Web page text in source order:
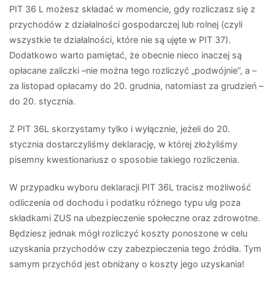
PIT 36 L możesz składać w momencie, gdy rozliczasz się z
przychodów z działalności gospodarczej lub rolnej (czyli
wszystkie te działalności, które nie są ujęte w PIT 37).
Dodatkowo warto pamiętać, że obecnie nieco inaczej są
opłacane zaliczki –nie można tego rozliczyć „podwójnie”, a –
za listopad opłacamy do 20. grudnia, natomiast za grudzień –
do 20. stycznia.
Z PIT 36L skorzystamy tylko i wyłącznie, jeżeli do 20.
stycznia dostarczyliśmy deklarację, w której złożyliśmy
pisemny kwestionariusz o sposobie takiego rozliczenia.
W przypadku wyboru deklaracji PIT 36L tracisz możliwość
odliczenia od dochodu i podatku różnego typu ulg poza
składkami ZUS na ubezpieczenie społeczne oraz zdrowotne.
Będziesz jednak mógł rozliczyć koszty ponoszone w celu
uzyskania przychodów czy zabezpieczenia tego źródła. Tym
samym przychód jest obniżany o koszty jego uzyskania!